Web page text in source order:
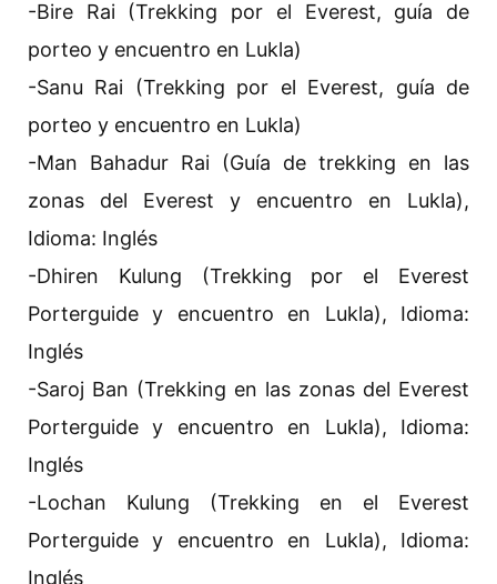
-Bire Rai (Trekking por el Everest, guía de
porteo y encuentro en Lukla)
-Sanu Rai (Trekking por el Everest, guía de
porteo y encuentro en Lukla)
-Man Bahadur Rai (Guía de trekking en las
zonas del Everest y encuentro en Lukla),
Idioma: Inglés
-Dhiren Kulung (Trekking por el Everest
Porterguide y encuentro en Lukla), Idioma:
Inglés
-Saroj Ban (Trekking en las zonas del Everest
Porterguide y encuentro en Lukla), Idioma:
Inglés
-Lochan Kulung (Trekking en el Everest
Porterguide y encuentro en Lukla), Idioma:
Inglés